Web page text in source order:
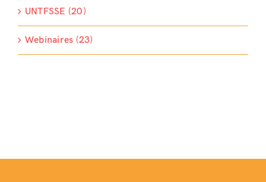
UNTFSSE (20)
Webinaires (23)